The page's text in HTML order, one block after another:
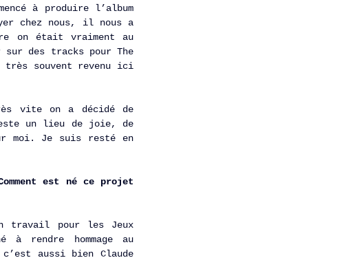
à produire l’album
chez nous, il nous a
on était vraiment au
sur des tracks pour The
très souvent revenu ici
vite on a décidé de
un lieu de joie, de
moi. Je suis resté en
est né ce projet
travail pour les Jeux
à rendre hommage au
aussi bien Claude